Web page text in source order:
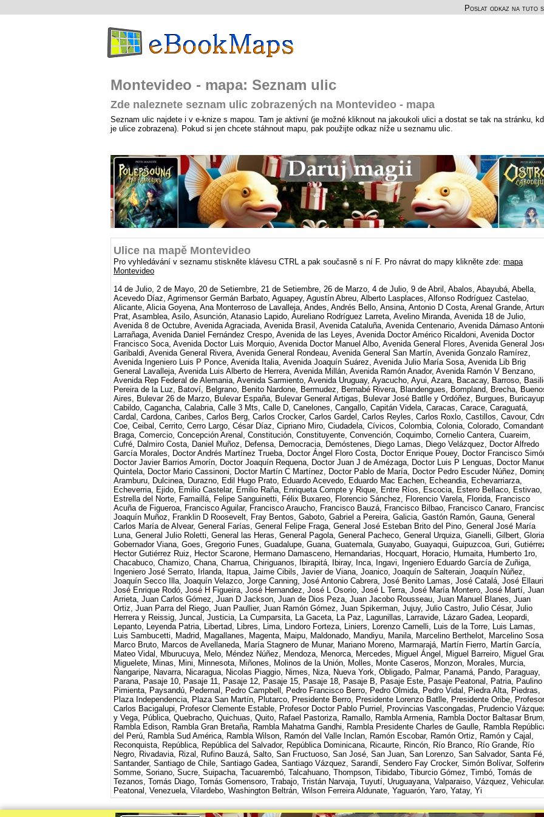
Poslat odkaz na tuto
Montevideo - mapa: Seznam ulic
Zde naleznete seznam ulic zobrazených na Montevideo - mapa
Seznam ulic najdete i v e-knize s mapou. Tam je aktivní (je možné kliknout na jakoukoli ulici a dostat se tak na stránku,
je ulice zobrazena). Pokud si jen chcete stáhnout mapu, pak použijte odkaz níže u seznamu ulic.
Ulice na mapě Montevideo
Pro vyhledávání v seznamu stiskněte klávesu CTRL a pak současně s ní F. Pro návrat do mapy klikněte zde: mapa
Montevideo
14 de Julio, 2 de Mayo, 20 de Setiembre, 21 de Setiembre, 26 de Marzo, 4 de Julio, 9 de Abril, Abalos, Abayubá, Abella,
Acevedo Díaz, Agrimensor Germán Barbato, Aguapey, Agustín Abreu, Alberto Lasplaces, Alfonso Rodríguez Castelao,
Alicante, Alicia Goyena, Ana Monterroso de Lavalleja, Andes, Andrés Bello, Ansina, Antonio D Costa, Arenal Grande,
Prat, Asamblea, Asilo, Asunción, Atanasio Lapido, Aureliano Rodríguez Larreta, Avelino Miranda, Avenida 18 de Julio,
Avenida 8 de Octubre, Avenida Agraciada, Avenida Brasil, Avenida Cataluña, Avenida Centenario, Avenida Dámaso
Larrañaga, Avenida Daniel Fernández Crespo, Avenida de las Leyes, Avenida Doctor Américo Ricaldoni, Avenida Doctor
Francisco Soca, Avenida Doctor Luis Morquio, Avenida Doctor Manuel Albo, Avenida General Flores, Avenida General
Garibaldi, Avenida General Rivera, Avenida General Rondeau, Avenida General San Martín, Avenida Gonzalo Ramírez,
Avenida Ingeniero Luis P Ponce, Avenida Italia, Avenida Joaquín Suárez, Avenida Julio María Sosa, Avenida Lib Brig
General Lavalleja, Avenida Luis Alberto de Herrera, Avenida Millán, Avenida Ramón Anador, Avenida Ramón V Benzano,
Avenida Rep Federal de Alemania, Avenida Sarmiento, Avenida Uruguay, Ayacucho, Ayui, Azara, Bacacay, Barroso,
Pereira de la Luz, Batoví, Belgrano, Benito Nardone, Bermudez, Bernabé Rivera, Blandengues, Bompland, Brecha,
Aires, Bulevar 26 de Marzo, Bulevar España, Bulevar General Artigas, Bulevar José Batlle y Ordóñez, Burgues,
Cabildo, Cagancha, Calabria, Calle 3 Mts, Calle D, Canelones, Cangallo, Capitán Videla, Caracas, Carace, Caraguatá,
Cardal, Cardona, Caribes, Carlos Berg, Carlos Crocker, Carlos Gardel, Carlos Reyles, Carlos Roxlo, Castillos, Cavour,
Coe, Ceibal, Cerrito, Cerro Largo, César Díaz, Cipriano Miro, Ciudadela, Cívicos, Colombia, Colonia, Colorado,
Braga, Comercio, Concepción Arenal, Constitución, Constituyente, Convención, Coquimbo, Cornelio Cantera, Cuareim,
Cufré, Dalmiro Costa, Daniel Muñoz, Defensa, Democracia, Demóstenes, Diego Lamas, Diego Velázquez, Doctor Alfredo
García Morales, Doctor Andrés Martínez Trueba, Doctor Ángel Floro Costa, Doctor Enrique Pouey, Doctor Francisco
Doctor Javier Barrios Amorín, Doctor Joaquín Requena, Doctor Juan J de Amézaga, Doctor Luis P Lenguas, Doctor
Quintela, Doctor Mario Cassinoni, Doctor Martín C Martínez, Doctor Pablo de María, Doctor Pedro Escuder Núñez,
Aramburu, Dulcinea, Durazno, Edil Hugo Prato, Eduardo Acevedo, Eduardo Mac Eachen, Echeandia, Echevarriarza,
Echeverria, Ejido, Emilio Castelar, Emilio Raña, Enriqueta Compte y Rique, Entre Ríos, Escocia, Estero Bellaco, Estivao,
Estrella del Norte, Famaillá, Felipe Sanguinetti, Félix Buxareo, Florencio Sánchez, Florencio Varela, Florida, Francisco
Acuña de Figueroa, Francisco Aguilar, Francisco Araucho, Francisco Bauzá, Francisco Bilbao, Francisco Canaro,
Joaquín Muñoz, Franklin D Roosevelt, Fray Bentos, Gaboto, Gabriel a Pereira, Galicia, Gastón Ramón, Gauna, General
Carlos María de Alvear, General Farías, General Felipe Fraga, General José Esteban Brito del Pino, General José María
Luna, General Julio Roletti, General las Heras, General Pagola, General Pacheco, General Urquiza, Gianelli, Gilbert,
Gobernador Viana, Goes, Gregorio Funes, Guadalupe, Guana, Guatemala, Guayabo, Guayaqui, Guipuzcoa, Guri,
Hector Gutiérrez Ruiz, Hector Scarone, Hermano Damasceno, Hernandarias, Hocquart, Horacio, Humaita, Humberto 1ro,
Chacabuco, Chamizo, Chana, Charrua, Chiriguanos, Ibirapitá, Ibiray, Inca, Ingavi, Ingeniero Eduardo García de Zuñiga,
Ingeniero José Serrato, Irlanda, Itapua, Jaime Cibils, Javier de Viana, Joanico, Joaquín de Salterain, Joaquín Núñez,
Joaquín Secco Illa, Joaquín Velazco, Jorge Canning, José Antonio Cabrera, José Benito Lamas, José Catalá, José
José Enrique Rodó, José H Figueira, José Hernandez, José L Osorio, José L Terra, José María Montero, José Martí, Juan
Arrieta, Juan Carlos Gómez, Juan D Jackson, Juan de Dios Peza, Juan Jacobo Rousseau, Juan Manuel Blanes, Juan
Ortiz, Juan Parra del Riego, Juan Paullier, Juan Ramón Gómez, Juan Spikerman, Jujuy, Julio Castro, Julio César, Julio
Herrera y Reissig, Juncal, Justicia, La Cumparsita, La Gaceta, La Paz, Lagunillas, Larravide, Lázaro Gadea, Leopardi,
Lepanto, Leyenda Patria, Libertad, Libres, Lima, Lindoro Forteza, Liniers, Lorenzo Carnelli, Luis de la Torre, Luis Lamas,
Luis Sambucetti, Madrid, Magallanes, Magenta, Maipu, Maldonado, Mandiyu, Manila, Marcelino Berthelot, Marcelino
Marco Bruto, Marcos de Avellaneda, María Stagnero de Munar, Mariano Moreno, Marmarajá, Martín Fierro, Martín García,
Mateo Vidal, Mburucuya, Melo, Méndez Núñez, Mendoza, Menorca, Mercedes, Miguel Ángel, Miguel Barreiro, Miguel
Miguelete, Minas, Mini, Minnesota, Miñones, Molinos de la Unión, Molles, Monte Caseros, Monzon, Morales, Murcia,
Ñangaripe, Navarra, Nicaragua, Nicolas Piaggio, Nimes, Niza, Nueva York, Obligado, Palmar, Panamá, Pando, Paraguay,
Parana, Pasaje 10, Pasaje 11, Pasaje 12, Pasaje 15, Pasaje 18, Pasaje B, Pasaje Este, Pasaje Peatonal, Patria, Paulino
Pimienta, Paysandú, Pedernal, Pedro Campbell, Pedro Francisco Berro, Pedro Olmida, Pedro Vidal, Piedra Alta, Piedras,
Plaza Independencia, Plaza San Martín, Plutarco, Presidente Berro, Presidente Lorenzo Batlle, Presidente Oribe, Profesor
Carlos Bacigalupi, Profesor Clemente Estable, Profesor Doctor Pablo Purriel, Provincias Vascongadas, Prudencio
y Vega, Pública, Quebracho, Quichuas, Quito, Rafael Pastoriza, Ramallo, Rambla Armenia, Rambla Doctor Baltasar Brum,
Rambla Edison, Rambla Gran Bretaña, Rambla Mahatma Gandhi, Rambla Presidente Charles de Gaulle, Rambla
del Perú, Rambla Sud América, Rambla Wilson, Ramón del Valle Inclan, Ramón Escobar, Ramón Ortiz, Ramón y Cajal,
Reconquista, República, República del Salvador, República Dominicana, Ricaurte, Rincón, Río Branco, Río Grande, Río
Negro, Rivadavia, Rizal, Rufino Bauzá, Salto, San Fructuoso, San José, San Juan, San Lorenzo, San Salvador, Santa Fé,
Santander, Santiago de Chile, Santiago Gadea, Santiago Vázquez, Sarandí, Sendero Fay Crocker, Simón Bolívar,
Somme, Soriano, Sucre, Suipacha, Tacuarembó, Talcahuano, Thompson, Tibidabo, Tiburcio Gómez, Timbó, Tomás de
Tezanos, Tomás Diago, Tomás Gomensoro, Trabajo, Tristán Narvaja, Tuyutí, Uruguayana, Valparaiso, Vázquez,
Peatonal, Venezuela, Vilardebo, Washington Beltrán, Wilson Ferreira Aldunate, Yaguarón, Yaro, Yatay, Yi